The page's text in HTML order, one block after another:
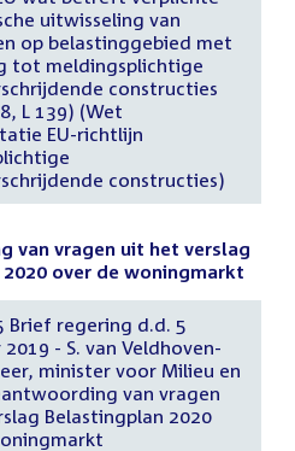
uitwisseling van
op belastinggebied met
tot meldingsplichtige
constructies
L 139) (Wet
EU-richtlijn
constructies)
van vragen uit het verslag
over de woningmarkt
Brief regering d.d. 5
- S. van Veldhoven-
minister voor Milieu en
van vragen
Belastingplan 2020